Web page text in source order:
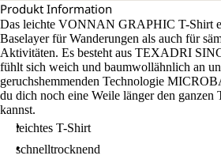
Produkt Information
Das leichte VONNAN GRAPHIC T-Shirt
Baselayer für Wanderungen als auch für
Aktivitäten. Es besteht aus TEXADRI
fühlt sich weich und baumwollähnlich an
geruchshemmenden Technologie
du dich noch eine Weile länger den ganzen
kannst.
leichtes T-Shirt
schnelltrocknend